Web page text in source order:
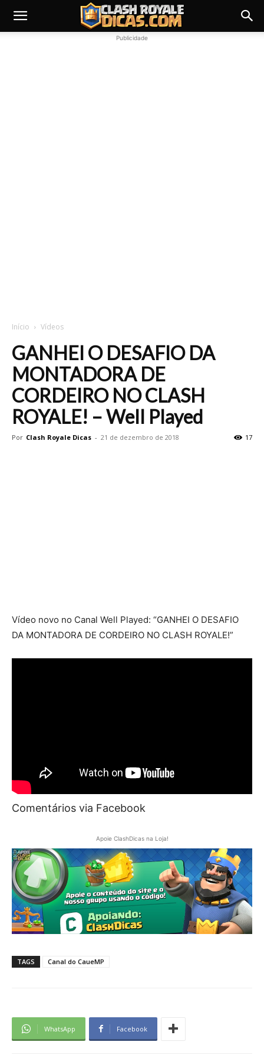
Publicidade
Início Vídeos
GANHEI O DESAFIO DA
MONTADORA DE
CORDEIRO NO CLASH
ROYALE! – Well Played
Por Clash Royale Dicas - 21 de dezembro de 2018 17
Vídeo novo no Canal Well Played: “GANHEI O DESAFIO
DA MONTADORA DE CORDEIRO NO CLASH ROYALE!”
Comentários via Facebook
Apoie ClashDicas na Loja!
TAGS Canal do CaueMP
WhatsApp Facebook